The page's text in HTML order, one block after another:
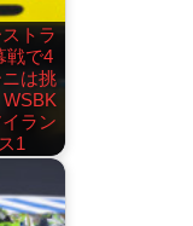
トラ
戦で4
は挑
ラン
1